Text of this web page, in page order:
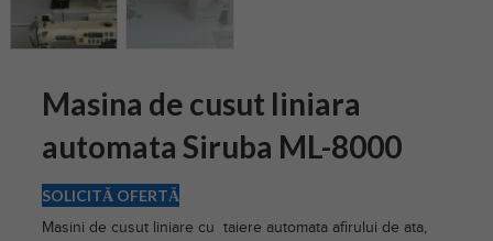
Masina de cusut liniara
automata Siruba ML-8000
SOLICITĂ OFERTĂ
Masini de cusut liniare cu taiere automata afirului de ata,